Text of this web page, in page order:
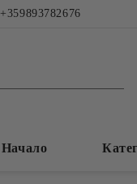
+359893782676
Начало